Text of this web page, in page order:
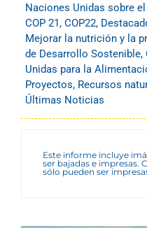
Naciones Unidas sobre
COP 21, COP22,
Mejorar la nutrición y la
de Desarrollo Sostenible,
Unidas para la
Proyectos, Recursos
Últimas Noticias
Este informe incluye
ser bajadas e impresas.
sólo pueden ser